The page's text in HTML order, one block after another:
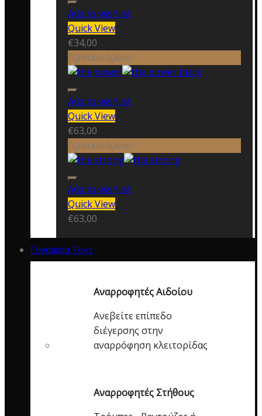
Add to wishlist
Quick View
€34,00
Προτεινόμενο
Add to wishlist
Quick View
€63,00
Προτεινόμενο
Add to wishlist
Quick View
€63,00
Γυναικεια Toys
Αναρροφητές Αιδοίου
Ανεβείτε επίπεδο
διέγερσης στην
αναρρόφηση κλειτορίδας
Αναρροφητές Στήθους